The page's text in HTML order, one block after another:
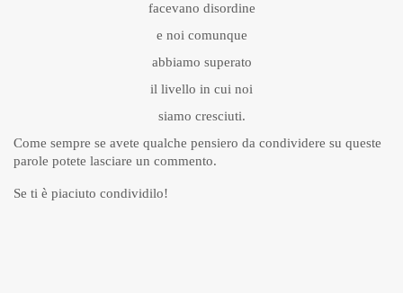
facevano disordine
e noi comunque
abbiamo superato
il livello in cui noi
siamo cresciuti.
Come sempre se avete qualche pensiero da condividere su queste
parole potete lasciare un commento.
Se ti è piaciuto condividilo!